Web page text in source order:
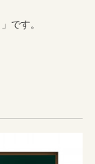
」です。